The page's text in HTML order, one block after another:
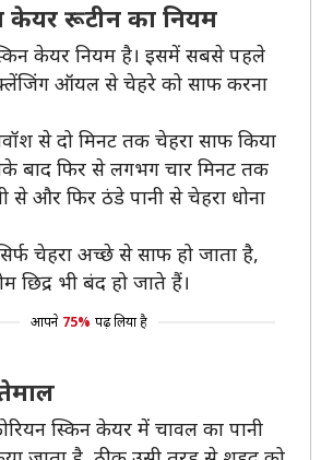
केयर रूटीन का नियम
केयर नियम है। इसमें सबसे पहले
ऑयल से चेहरे को साफ करना
से दो मिनट तक चेहरा साफ किया
बाद फिर से लगभग चार मिनट तक
से और फिर ठंडे पानी से चेहरा धोना
चेहरा अच्छे से साफ हो जाता है,
छिद्र भी बंद हो जाते हैं।
आपने 75% पढ़ लिया है
स्किन केयर में चावल का पानी